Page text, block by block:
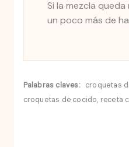
Si la mezcla
un poco más de
Palabras claves: croquetas
croquetas de cocido, receta